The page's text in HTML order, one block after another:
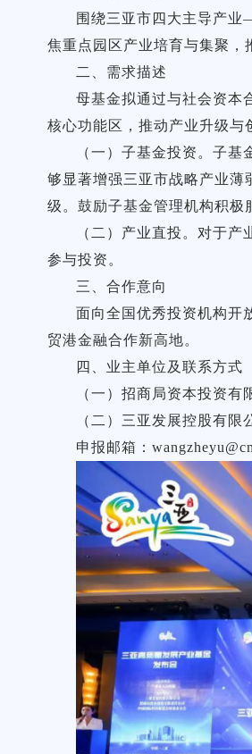
围绕三亚市四大主导产
焦重点园区产业培育与集聚，
二、需求描述
母基金拟通过与社会资本
核心功能区，推动产业升级与
（一）子基金投资。子
够显著增强三亚市战略产业薄
级。鼓励子基金管理机构积极
（二）产业直投。对于
参与投资。
三、合作意向
面向全国优秀投资机构开
贸港金融合作新高地。
四、业主单位及联系方式
（一）招商局资本投资
（二）三亚发展控股有限
申报邮箱：